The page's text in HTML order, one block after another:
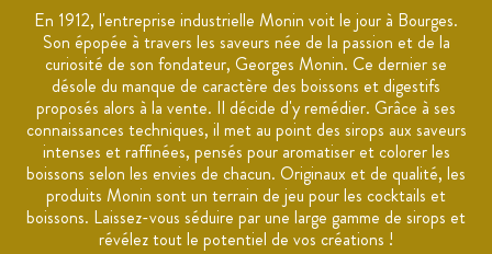
En 1912, l'entreprise industrielle Monin voit le jour à Bourges.
Son épopée à travers les saveurs née de la passion et de la
curiosité de son fondateur, Georges Monin. Ce dernier se
désole du manque de caractère des boissons et digestifs
proposés alors à la vente. Il décide d'y remédier. Grâce à ses
connaissances techniques, il met au point des sirops aux saveurs
intenses et raffinées, pensés pour aromatiser et colorer les
boissons selon les envies de chacun. Originaux et de qualité, les
produits Monin sont un terrain de jeu pour les cocktails et
boissons. Laissez-vous séduire par une large gamme de sirops et
révélez tout le potentiel de vos créations !